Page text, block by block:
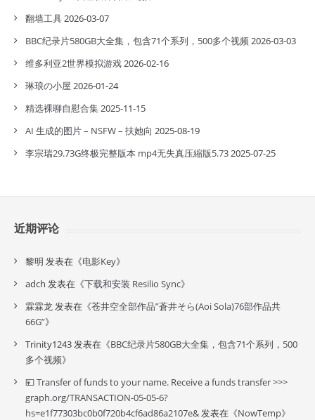
翻墙工具2026-03-07
BBC纪录片580GB大全集，包含71个系列，500多个视频2026-03-03
维多利亚2世界模拟游戏2026-02-16
琳琅の小屋 2026-01-24
精选裸聊自慰合集2025-11-15
AI 生成的图片 – NSFW – 扶她向 2025-08-19
李宗瑞29.73G终极完整版本 mp4无失真压縮版5.732025-07-25
近期评论
黎明 发表在《电影Key》
adch 发表在《下载和安装 Resilio Sync》
霖霖龙发表在《苍井空全部作品”蒼井そら(Aoi Sola)76部作品共
66G”》
Trinity1243发表在《BBC纪录片580GB大全集，包含71个系列，500
多个视频》
💴 Transfer of funds to your name. Receive a funds transfer >>>
graph.org/TRANSACTION-05-05-6?
hs=e1f77303bc0b0f720b4cf6ad86a2107e&发表在《NowTemp》